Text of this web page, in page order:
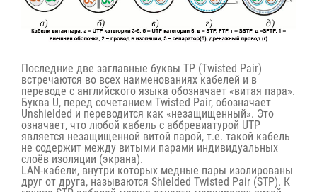
Последние две заглавные буквы ТР (Twisted Pair)
встречаются во всех наименованиях кабелей и в
переводе с английского языка обозначает «витая пара».
Буква U, перед сочетанием Twisted Pair, обозначает
Unshielded и переводится как «незащищенный». Это
означает, что любой кабель с аббревиатурой UTP
является незащищенной витой парой, т.е. такой кабель
не содержит между витыми парами индивидуальных
слоёв изоляции (экрана).
LAN-кабели, внутри которых медные пары изолированы
друг от друга, называются Shielded Twisted Pair (STP). К